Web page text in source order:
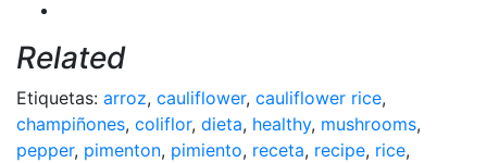
Related
Etiquetas: arroz, cauliflower, cauliflower rice,
champiñones, coliflor, dieta, healthy, mushrooms,
pepper, pimenton, pimiento, receta, recipe, rice,